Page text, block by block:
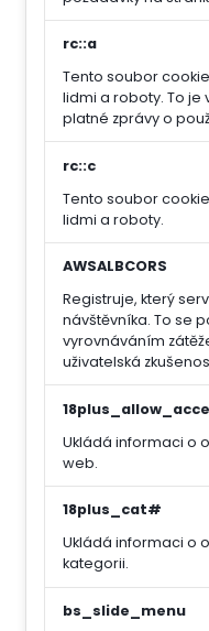
rc::a
Tento soubor
lidmi a roboty. To
platné zprávy o
rc::c
Tento soubor
lidmi a roboty.
AWSALBCORS
Registruje, který
návštěvníka. To se
vyrovnáváním
uživatelská
Ukládá informaci o
web.
18plus_cat#
Ukládá informaci o
kategorii.
bs_slide_menu